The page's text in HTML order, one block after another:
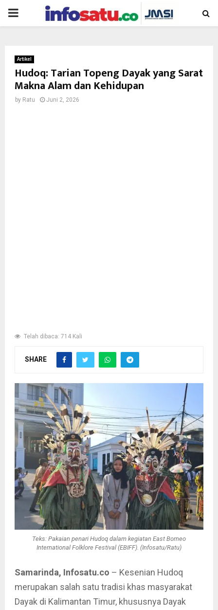
PRIMARY
Artikel
Hudoq: Tarian Topeng Dayak yang Sarat
Makna Alam dan Kehidupan
by Ratu Juni 2, 2026
Telah dibaca: 714 Kali
SHARE
Teks: Pakaian penari Hudoq dalam kegiatan East Borneo
International Folklore Festival (EBIFF). (Infosatu/Ratu)
Samarinda, Infosatu.co – Kesenian Hudoq
merupakan salah satu tradisi khas masyarakat
Dayak di Kalimantan Timur, khususnya Dayak